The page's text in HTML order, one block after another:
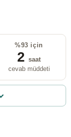
%93 için
2 saat
cevab müddeti